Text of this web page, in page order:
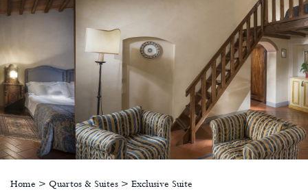
Home > Quartos & Suites > Exclusive Suite